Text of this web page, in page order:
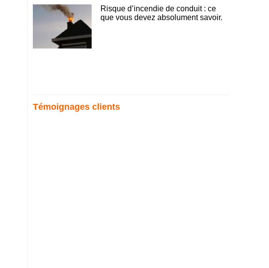
Risque d’incendie de conduit : ce
que vous devez absolument savoir.
Témoignages clients